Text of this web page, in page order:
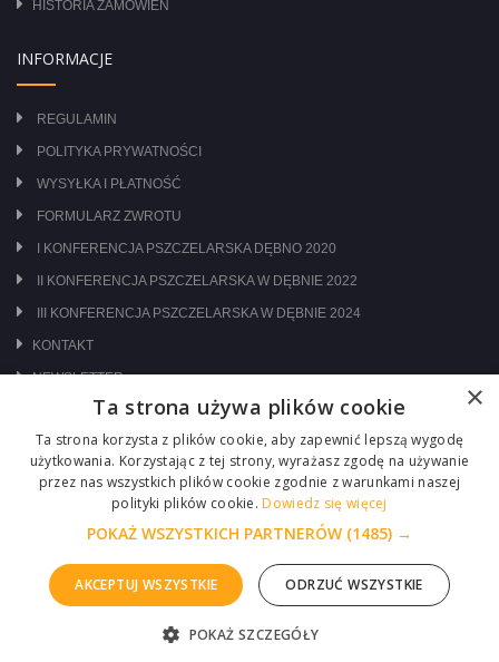
HISTORIA ZAMÓWIEŃ
INFORMACJE
REGULAMIN
POLITYKA PRYWATNOŚCI
WYSYŁKA I PŁATNOŚĆ
FORMULARZ ZWROTU
I KONFERENCJA PSZCZELARSKA DĘBNO 2020
II KONFERENCJA PSZCZELARSKA W DĘBNIE 2022
III KONFERENCJA PSZCZELARSKA W DĘBNIE 2024
KONTAKT
NEWSLETTER
ODWIEDŹ NAS NA:
Realizacja :
ZGŁOŚ PROBLEM
×
Ta strona używa plików cookie
Ta strona korzysta z plików cookie, aby zapewnić lepszą wygodę
użytkowania. Korzystając z tej strony, wyrażasz zgodę na używanie
przez nas wszystkich plików cookie zgodnie z warunkami naszej
polityki plików cookie. Dowiedz się więcej
POKAŻ WSZYSTKICH PARTNERÓW (1485) →
AKCEPTUJ WSZYSTKIE ODRZUĆ WSZYSTKIE
POKAŻ SZCZEGÓŁY